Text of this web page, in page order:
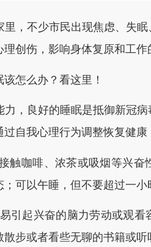
不少市民出现焦虑、失眠
创伤，影响身体复原和工作
怎么办？看这里！
良好的睡眠是抵御新冠病
自我心理行为调整恢复健康
咖啡、浓茶或吸烟等兴奋
可以午睡，但不要超过一小
起兴奋的脑力劳动或观看
步或者看些无聊的书籍或听